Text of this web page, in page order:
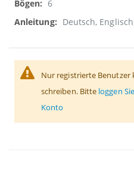
6
Deutsch,
Nur registrierte Benutzer
schreiben. Bitte loggen
Konto